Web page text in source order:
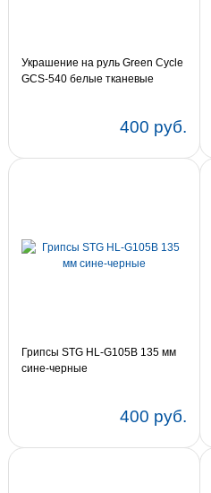
Украшение на руль Green Cycle
GCS-540 белые тканевые
400 руб.
Грипсы STG HL-G105B 135 мм
сине-черные
400 руб.